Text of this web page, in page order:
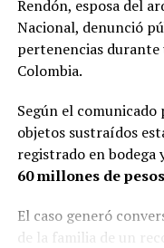
Cómo
Durante el día podrás
importantes desde
👉https://
También puedes
contenido en vivo en
Rendón, esposa del
Nacional, denunció
pertenencias durante
Colombia.
Según el
objetos sustraídos
registrado en
60 millones de
El caso generó
de la familia de un